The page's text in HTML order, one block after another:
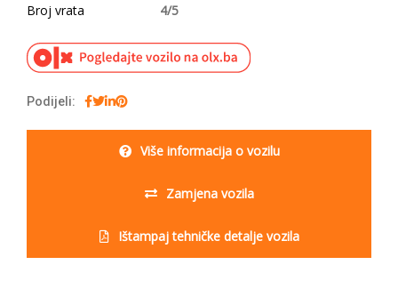
Broj vrata
4/5
Podijeli:
Više informacija o vozilu
Zamjena vozila
Ištampaj tehničke detalje vozila